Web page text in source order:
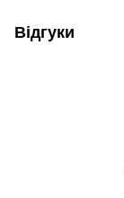
Відгуки